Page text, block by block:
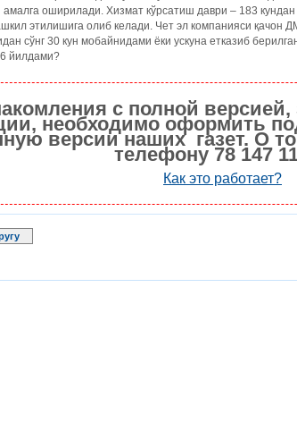
оширилади. Хизмат кўрсатиш даври – 183
этилишига олиб келади. Чет эл компанияси қачон
сўнг 30 кун мобайнидами ёки ускуна етказиб
йилдами?
с полной
необходимо оформить
версии наших газет. О
телефону 78 147
Как это работает?